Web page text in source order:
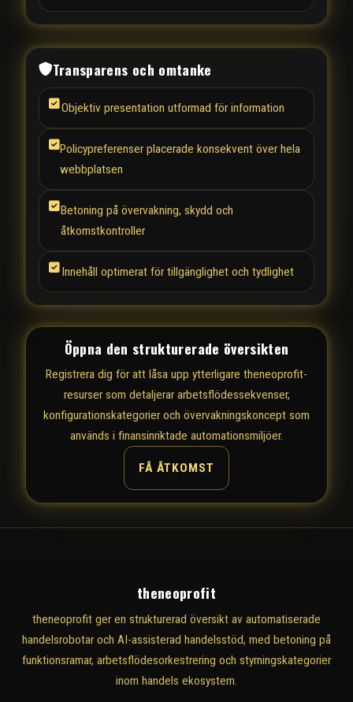
Transparens och omtanke
Objektiv presentation utformad för information
Policypreferenser placerade konsekvent över hela
webbplatsen
Betoning på övervakning, skydd och
åtkomstkontroller
Innehåll optimerat för tillgänglighet och tydlighet
Öppna den strukturerade översikten
Registrera dig för att låsa upp ytterligare theneoprofit-
resurser som detaljerar arbetsflödessekvenser,
konfigurationskategorier och övervakningskoncept som
används i finansinriktade automationsmiljöer.
FÅ ÅTKOMST
theneoprofit
theneoprofit ger en strukturerad översikt av automatiserade
handelsrobotar och AI-assisterad handelsstöd, med betoning på
funktionsramar, arbetsflödesorkestrering och styrningskategorier
inom handels ekosystem.